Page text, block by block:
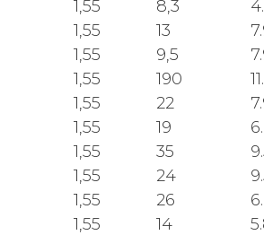
1,55 8,3
1,55 13
1,55 9,5
1,55 190
1,55 22
1,55 19
1,55 35
1,55 24
1,55 26
1,55 14